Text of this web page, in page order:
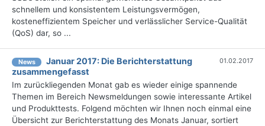
schnellem und konsistentem Leistungsvermögen,
kosteneffizientem Speicher und verlässlicher Service-Qualität
(QoS) dar, so ...
News
Januar 2017: Die Berichterstattung
zusammengefasst
01.02.2017
Im zurückliegenden Monat gab es wieder einige spannende
Themen im Bereich Newsmeldungen sowie interessante Artikel
und Produkttests. Folgend möchten wir Ihnen noch einmal eine
Übersicht zur Berichterstattung des Monats Januar, sortiert